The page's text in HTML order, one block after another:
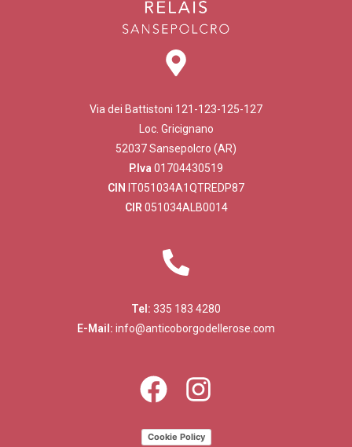
Via dei Battistoni 121-123-125-127
Loc. Gricignano
52037 Sansepolcro (AR)
P.Iva01704430519
CIN IT051034A1QTREDP87
CIR051034ALB0014
Tel: 335 183 4280
E-Mail: info@anticoborgodellerose.com
Cookie Policy